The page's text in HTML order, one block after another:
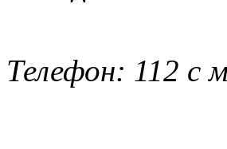
Телефон: 112 с